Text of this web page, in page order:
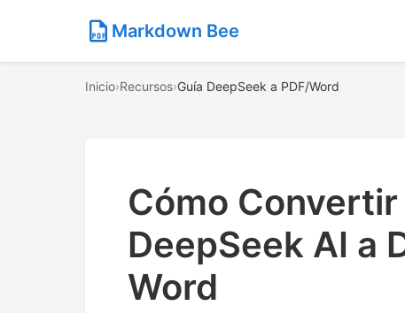
Markdown Bee
Inicio›Recursos›Guía DeepSeek a PDF/Word
Cómo
DeepSeek AI a
Word